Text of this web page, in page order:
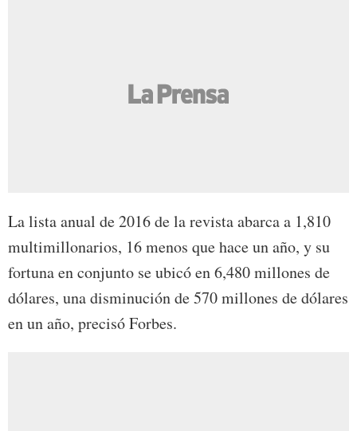
La lista anual de 2016 de la revista abarca a 1,810
multimillonarios, 16 menos que hace un año, y su
fortuna en conjunto se ubicó en 6,480 millones de
dólares, una disminución de 570 millones de dólares
en un año, precisó Forbes.